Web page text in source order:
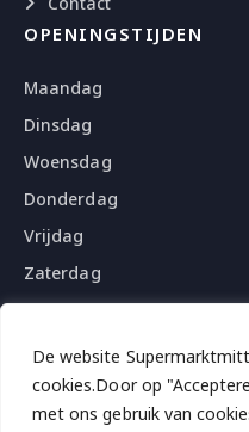
De website
cookies.Door op
met ons gebruik van
OPENINGSTIJDEN
Maandag
Dinsdag
Woensdag
Donderdag
Vrijdag
Zaterdag
Zondag
© 2026